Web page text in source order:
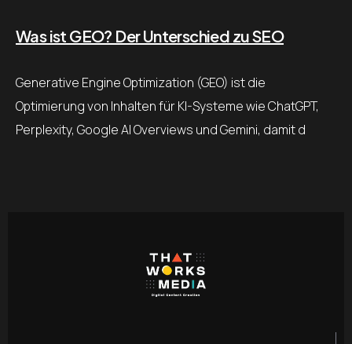
Was ist GEO? Der Unterschied zu SEO
Generative Engine Optimization (GEO) ist die
Optimierung von Inhalten für KI-Systeme wie ChatGPT,
Perplexity, Google AI Overviews und Gemini, damit d